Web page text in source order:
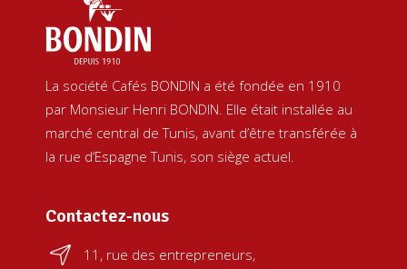
La société Cafés BONDIN a été fondée en 1910
par Monsieur Henri BONDIN. Elle était installée au
marché central de Tunis, avant d’être transférée à
la rue d’Espagne Tunis, son siège actuel.
Contactez-nous
11, rue des entrepreneurs,